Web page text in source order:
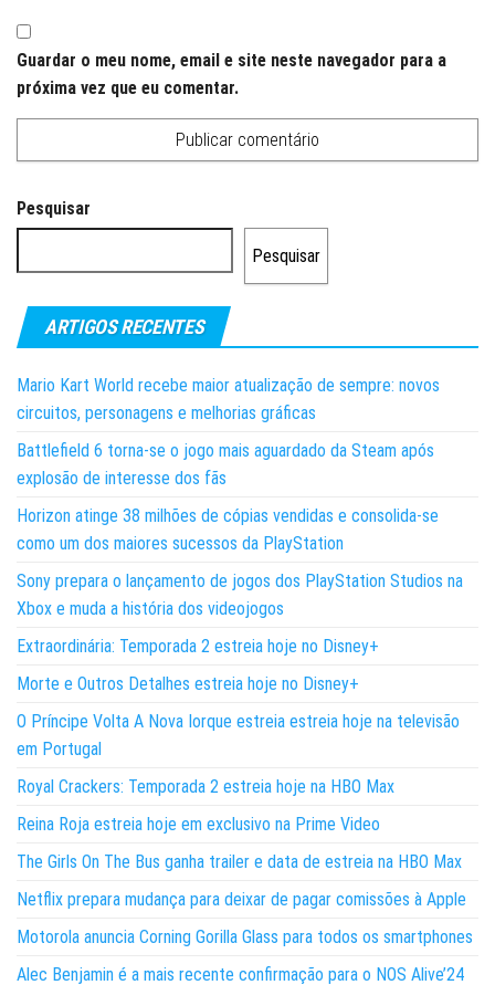
Guardar o meu nome, email e site neste navegador para a
próxima vez que eu comentar.
Pesquisar
Pesquisar
ARTIGOS RECENTES
Mario Kart World recebe maior atualização de sempre: novos
circuitos, personagens e melhorias gráficas
Battlefield 6 torna-se o jogo mais aguardado da Steam após
explosão de interesse dos fãs
Horizon atinge 38 milhões de cópias vendidas e consolida-se
como um dos maiores sucessos da PlayStation
Sony prepara o lançamento de jogos dos PlayStation Studios na
Xbox e muda a história dos videojogos
Extraordinária: Temporada 2 estreia hoje no Disney+
Morte e Outros Detalhes estreia hoje no Disney+
O Príncipe Volta A Nova Iorque estreia estreia hoje na televisão
em Portugal
Royal Crackers: Temporada 2 estreia hoje na HBO Max
Reina Roja estreia hoje em exclusivo na Prime Video
The Girls On The Bus ganha trailer e data de estreia na HBO Max
Netflix prepara mudança para deixar de pagar comissões à Apple
Motorola anuncia Corning Gorilla Glass para todos os smartphones
Alec Benjamin é a mais recente confirmação para o NOS Alive’24